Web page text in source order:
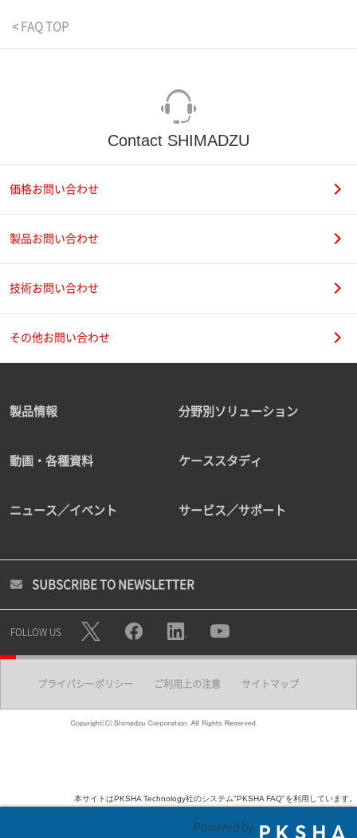
< FAQ TOP
Contact SHIMADZU
価格お問い合わせ
製品お問い合わせ
技術お問い合わせ
その他お問い合わせ
製品情報 分野別ソリューション
動画・各種資料 ケーススタディ
ニュース／イベント サービス／サポート
SUBSCRIBE TO NEWSLETTER
FOLLOW US
プライバシーポリシー ご利用上の注意 サイトマップ
本サイトはPKSHA Technology社のシステム"PKSHA FAQ"を利用しています。
Powered by